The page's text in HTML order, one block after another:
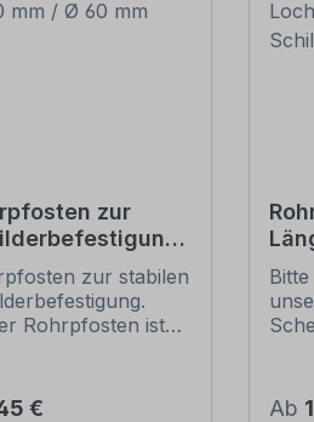
zur
mm / Ø 60
zur stabilen
Rohrpfosten ist
geeignet.
Preis:
€ Ab